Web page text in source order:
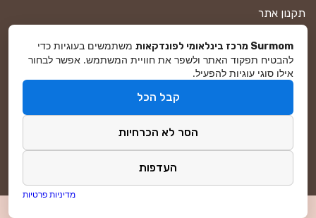
תקנון אתר
מפת אתר
פיתוח ושיווק באינטרנטDreamZone
Surmom מרכז בינלאומי לפונדקאות
משתמשים בעוגיות כדי
להבטיח תפקוד האתר ולשפר את חוויית המשתמש. אפשר לבחור
אילו סוגי עוגיות להפעיל.
קבל הכל
הסר לא הכרחיות
העדפות
מדיניות פרטיות